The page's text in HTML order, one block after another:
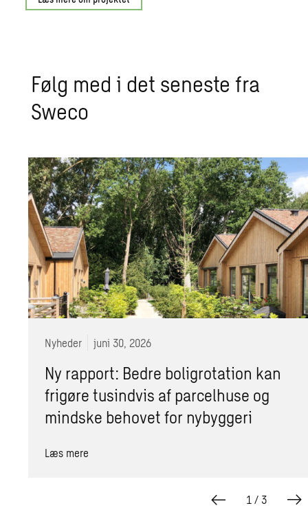
Følg med i det se­ne­ste fra
Sweco
Nyheder juni 30, 2026
Ny rapport: Bedre boligrotation kan
frigøre tusindvis af parcelhuse og
mindske behovet for nybyggeri
Læs mere
1 / 3